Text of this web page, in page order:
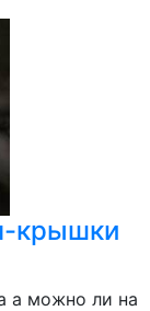
крышки
а можно ли на